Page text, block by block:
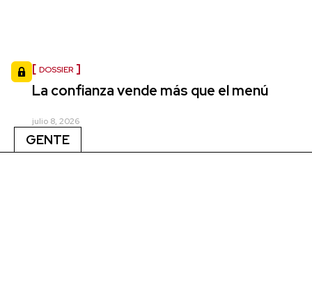
DOSSIER
La confianza vende más que el menú
julio 8, 2026
GENTE